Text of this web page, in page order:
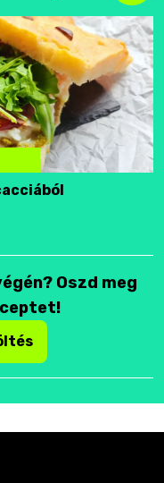
Oszd meg